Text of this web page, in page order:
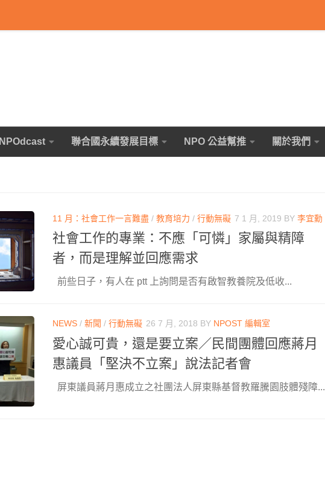
NPOdcast 聯合國永續發展目標 NPO 公益幫推 關於我們
11 月：社會工作一言難盡 / 教育培力 / 行動無礙 7 1 月, 2019 BY 李宜勳
社會工作的專業：不應「可憐」家屬與精障
者，而是理解並回應需求
前些日子，有人在 ptt 上詢問是否有啟智教養院及低收...
NEWS / 新聞 / 行動無礙 26 7 月, 2018 BY NPOST 編輯室
愛心誠可貴，還是要立案／民間團體回應蔣月
惠議員「堅決不立案」說法記者會
屏東議員蔣月惠成立之社團法人屏東縣基督教羅騰園肢體殘障...